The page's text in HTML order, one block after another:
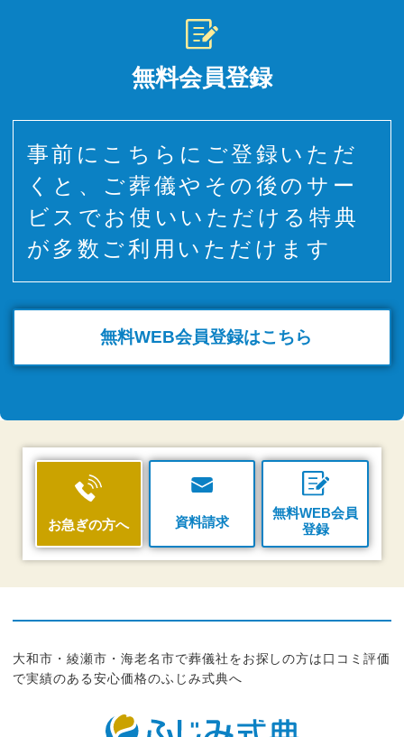
無料会員登録
事前にこちらにご登録いただ
くと、ご葬儀やその後のサー
ビスでお使いいただける特典
が多数ご利用いただけます
無料WEB会員登録はこちら
お急ぎの方へ 資料請求
無料WEB会員
登録
大和市・綾瀬市・海老名市で葬儀社をお探しの方は口コミ評価
で実績のある安心価格のふじみ式典へ